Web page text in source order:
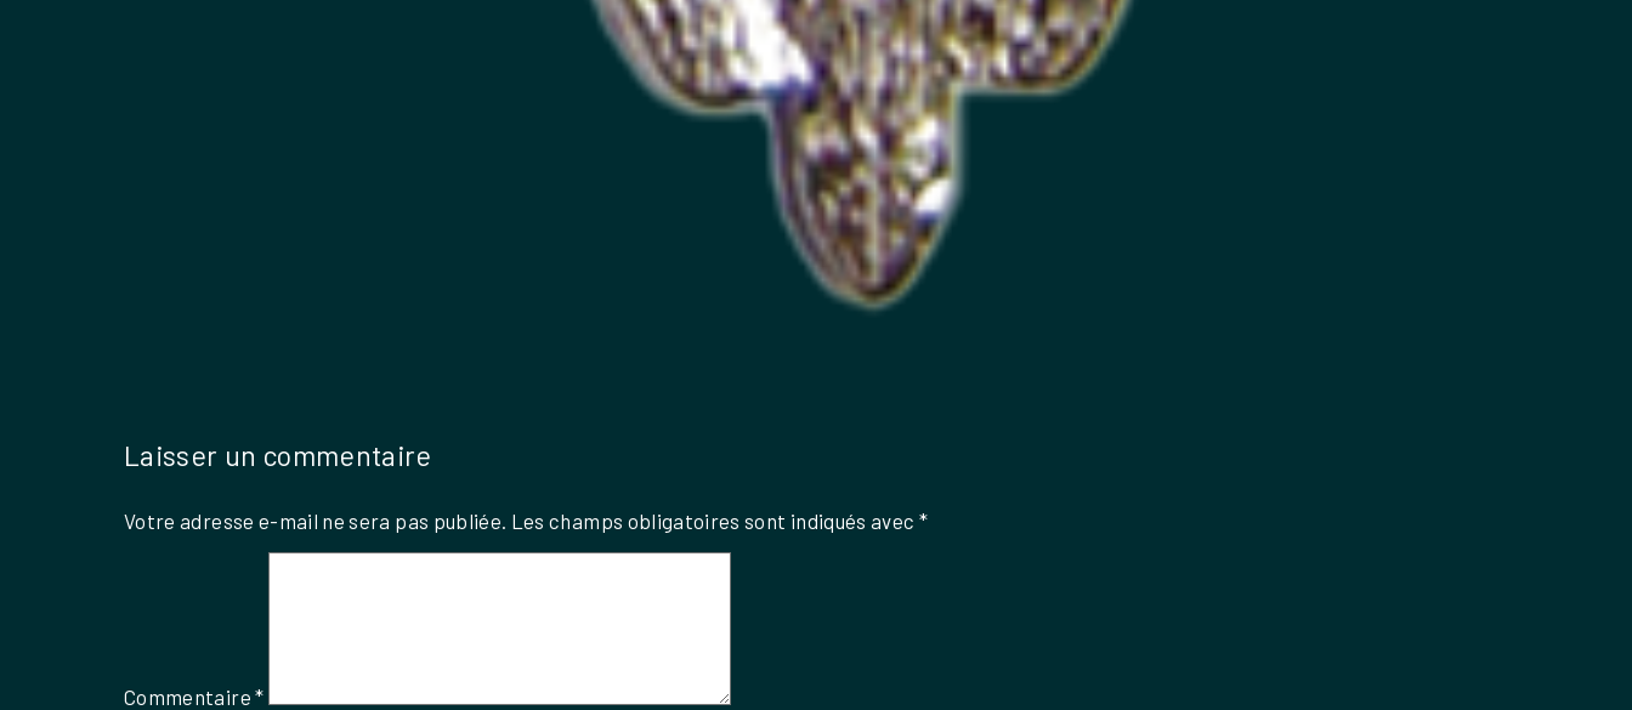
Laisser un commentaire
Votre adresse e-mail ne sera pas publiée. Les champs obligatoires sont indiqués avec *
Commentaire*